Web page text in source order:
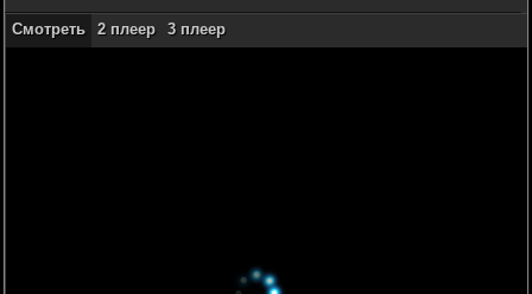
Смотреть 2 плеер 3 плеер